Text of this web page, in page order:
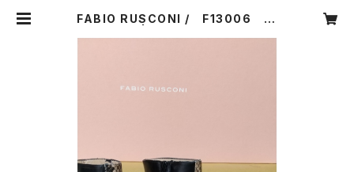
FABIO RUSCONI / F13006 IT